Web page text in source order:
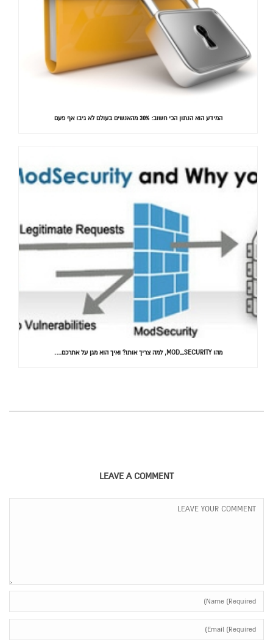
המידע הוא הנתון הכי חשוב: 30% מהאנשים בעולם לא גיבו אף פעם
מהו MOD_SECURITY, למה צריך אותו? ואיך הוא מגן על אתרכם….
LEAVE A COMMENT